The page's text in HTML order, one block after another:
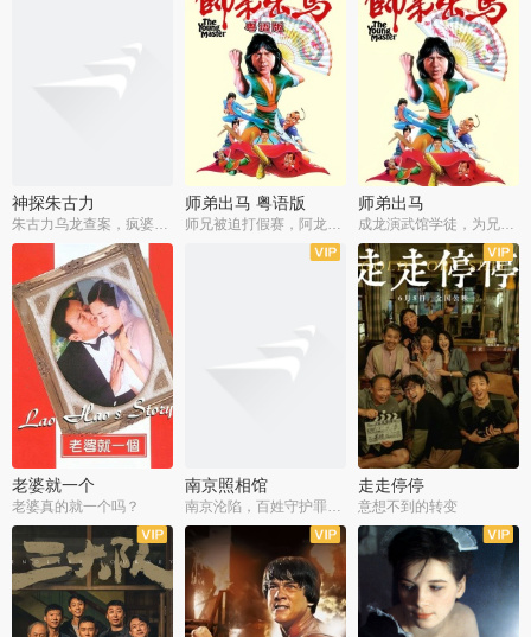
神探朱古力
朱古力乌龙查案，疯婆子神助攻
师弟出马 粤语版
师兄被迫打假赛，阿龙追查斗黑帮
师弟出马
成龙演武馆学徒，为兄搏命战黑道
老婆就一个
老婆真的就一个吗？
南京照相馆
南京沦陷，百姓守护罪证底片
走走停停
意想不到的转变